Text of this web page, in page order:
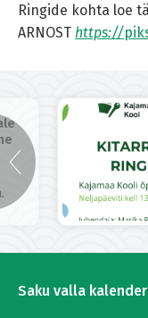
Ringide kohta loe
ARNOST https://
Saku valla kalender